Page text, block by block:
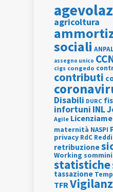
agricoltura
sociali
assegno unico
cigs congedo
contributi
Disabili DURC
infortuni INL
Agile
maternità NASPI
privacy RdC
retribuzione
Working
statistiche
tassazione
TFR